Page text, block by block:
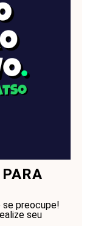
se preocupe!
seu